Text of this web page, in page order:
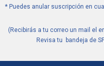
* Puedes anular suscripción en
(Recibirás a tu correo un mail el
Revisa tu bandeja de